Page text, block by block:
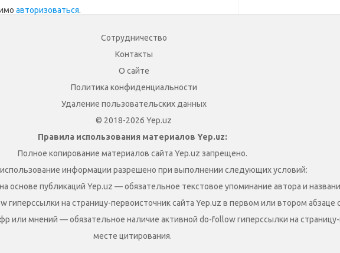
авторизоваться.
Сотрудничество
Контакты
О сайте
Политика конфиденциальности
Удаление пользовательских данных
© 2018-2026 Yep.uz
Правила использования материалов Yep.uz:
Полное копирование материалов сайта Yep.uz запрещено.
информации разрешено при выполнении следующих условий:
основе публикаций Yep.uz — обязательное текстовое упоминание автора и
гиперссылки на страницу-первоисточник сайта Yep.uz в первом или втором абзаце
или мнений — обязательное наличие активной do-follow гиперссылки на
месте цитирования.